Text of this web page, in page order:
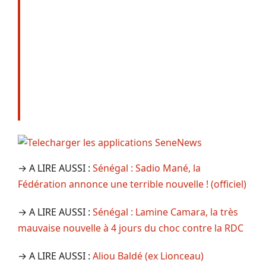
→ A LIRE AUSSI : Sénégal : Sadio Mané, la
Fédération annonce une terrible nouvelle ! (officiel)
→ A LIRE AUSSI : Sénégal : Lamine Camara, la très
mauvaise nouvelle à 4 jours du choc contre la RDC
→ A LIRE AUSSI : Aliou Baldé (ex Lionceau)